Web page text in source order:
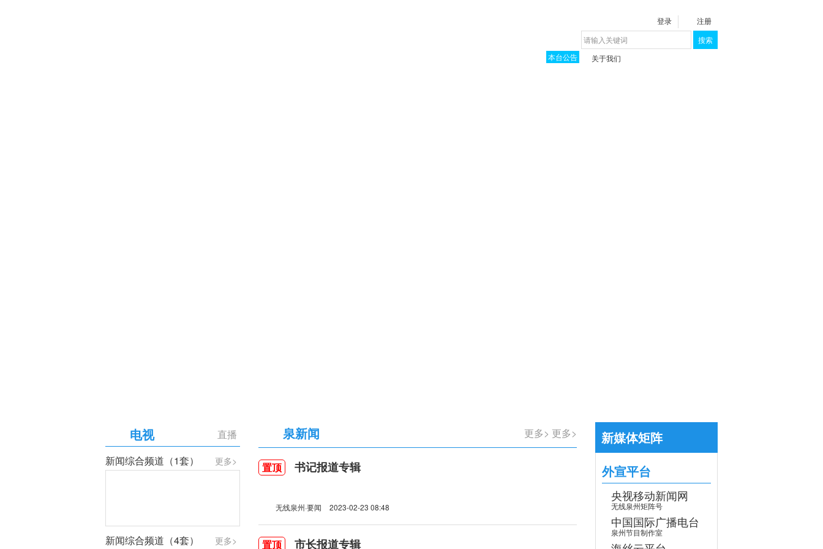
登录
注册
搜索
本台公告
关于我们
直播
电视
更多>
新闻综合频道（1套）
更多>
新闻综合频道（4套）
更多> 更多>
泉新闻
置顶 书记报道专辑
无线泉州·要闻 2023-02-23 08:48
置顶 市长报道专辑
新媒体矩阵
外宣平台
央视移动新闻网
无线泉州矩阵号
中国国际广播电台
泉州节目制作室